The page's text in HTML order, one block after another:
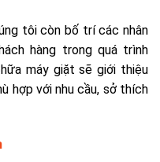
tôi còn bố trí các nhân
hàng trong quá trình
máy giặt sẽ giới thiệu
hợp với nhu cầu, sở thích